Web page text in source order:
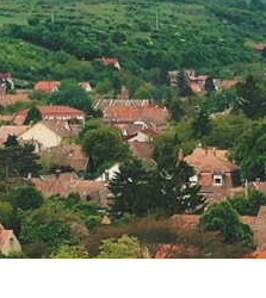
Aloldalak []